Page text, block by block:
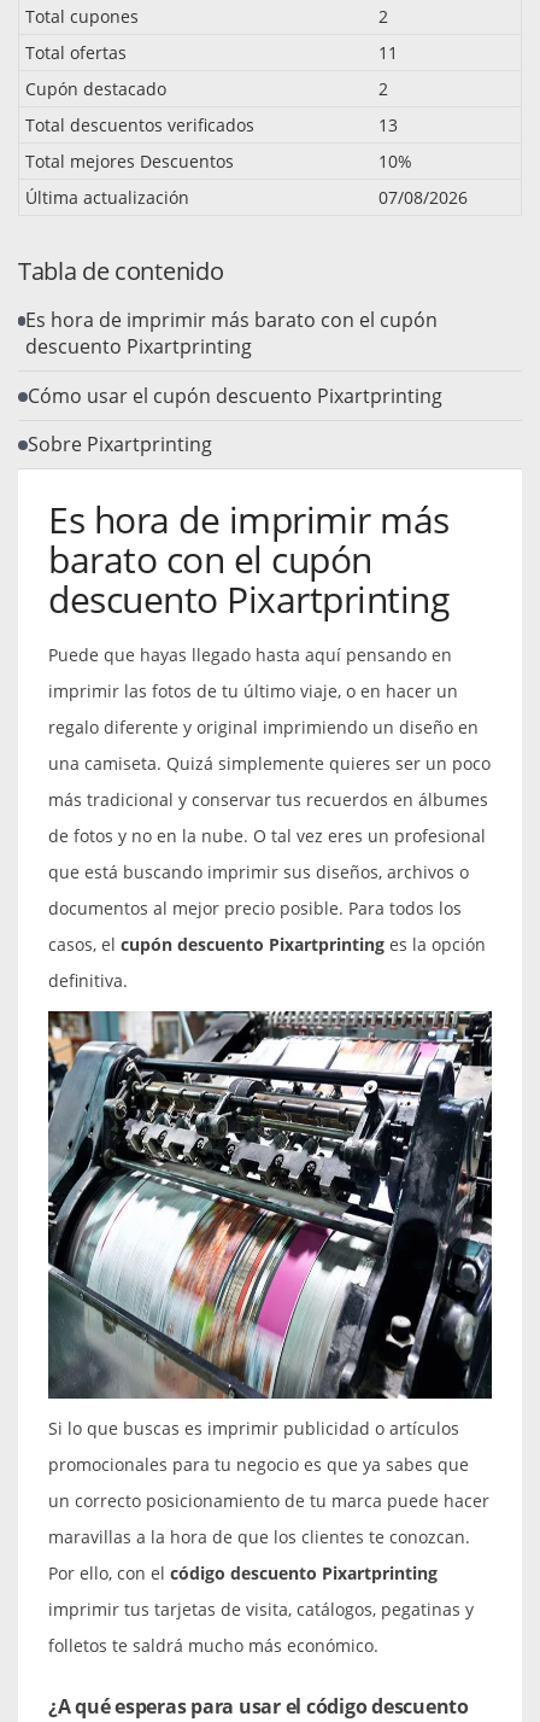
Total cupones
2
Total ofertas
11
Cupón destacado
2
Total descuentos verificados
13
Total mejores Descuentos
10%
Última actualización
07/08/2026
Tabla de contenido
Es hora de imprimir más barato con el cupón
descuento Pixartprinting
Cómo usar el cupón descuento Pixartprinting
Sobre Pixartprinting
Es hora de imprimir más
barato con el cupón
descuento Pixartprinting
Puede que hayas llegado hasta aquí pensando en
imprimir las fotos de tu último viaje, o en hacer un
regalo diferente y original imprimiendo un diseño en
una camiseta. Quizá simplemente quieres ser un poco
más tradicional y conservar tus recuerdos en álbumes
de fotos y no en la nube. O tal vez eres un profesional
que está buscando imprimir sus diseños, archivos o
documentos al mejor precio posible. Para todos los
casos, el cupón descuento Pixartprinting es la opción
definitiva.
Si lo que buscas es imprimir publicidad o artículos
promocionales para tu negocio es que ya sabes que
un correcto posicionamiento de tu marca puede hacer
maravillas a la hora de que los clientes te conozcan.
Por ello, con el código descuento Pixartprinting
imprimir tus tarjetas de visita, catálogos, pegatinas y
folletos te saldrá mucho más económico.
¿A qué esperas para usar el código descuento